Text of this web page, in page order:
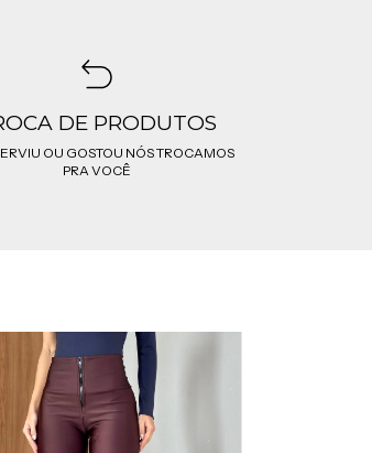
DE PRODUTOS
OU GOSTOU NÓS TROCAMOS
PRA VOCÊ